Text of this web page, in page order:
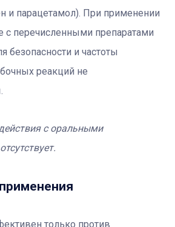
и парацетамол). При применении
с перечисленными препаратами
безопасности и частоты
реакций не
с оральными
только против